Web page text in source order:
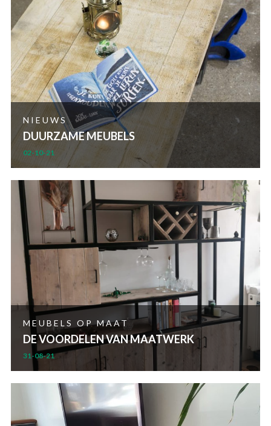
NIEUWS
DUURZAME MEUBELS
02-10-21
MEUBELS OP MAAT
DE VOORDELEN VAN MAATWERK
31-08-21